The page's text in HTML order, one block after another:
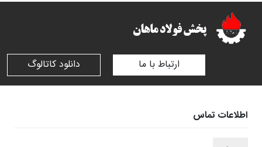
ارتباط با ما دانلود کاتالوگ
اطلاعات تماس